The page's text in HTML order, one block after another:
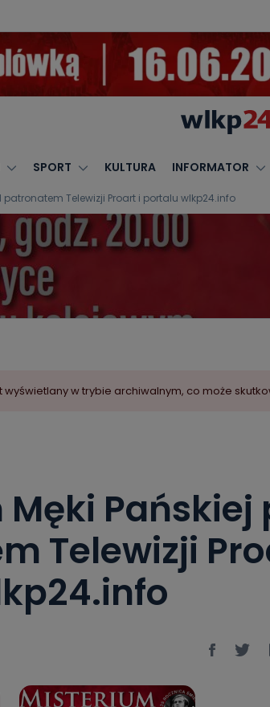
SPORT KULTURA INFORMATOR
patronatem Telewizji Proart i portalu wlkp24.info
wyświetlany w trybie archiwalnym, co może
Pańskiej
Telewizji